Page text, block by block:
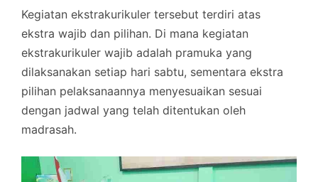
Kegiatan ekstrakurikuler tersebut terdiri atas
ekstra wajib dan pilihan. Di mana kegiatan
ekstrakurikuler wajib adalah pramuka yang
dilaksanakan setiap hari sabtu, sementara ekstra
pilihan pelaksanaannya menyesuaikan sesuai
dengan jadwal yang telah ditentukan oleh
madrasah.